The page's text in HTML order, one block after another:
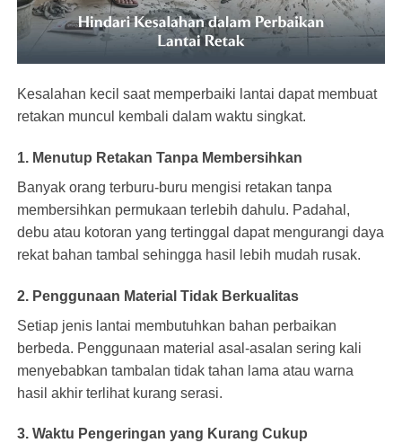
Kesalahan kecil saat memperbaiki lantai dapat membuat
retakan muncul kembali dalam waktu singkat.
1. Menutup Retakan Tanpa Membersihkan
Banyak orang terburu-buru mengisi retakan tanpa
membersihkan permukaan terlebih dahulu. Padahal,
debu atau kotoran yang tertinggal dapat mengurangi daya
rekat bahan tambal sehingga hasil lebih mudah rusak.
2. Penggunaan Material Tidak Berkualitas
Setiap jenis lantai membutuhkan bahan perbaikan
berbeda. Penggunaan material asal-asalan sering kali
menyebabkan tambalan tidak tahan lama atau warna
hasil akhir terlihat kurang serasi.
3. Waktu Pengeringan yang Kurang Cukup